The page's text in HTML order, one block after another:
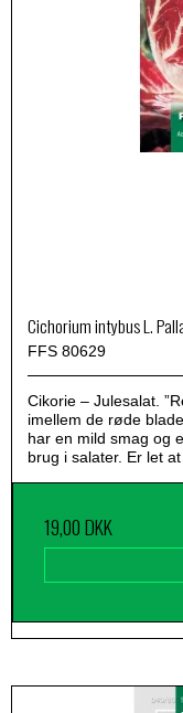
Cichorium intybus L.
FFS 80629
Cikorie – Julesalat.
imellem de røde
har en mild smag og
brug i salater. Er let
19,00 DKK